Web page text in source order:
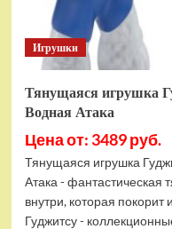
Игрушки
Тянущаяся игрушка
Водная Атака
Цена от: 3489 руб.
Тянущаяся игрушка
Атака - фантастическая
внутри, которая покорит
Гуджитсу -